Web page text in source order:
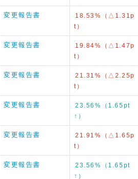
変更報告書
18.53%（△1.31p
t）
変更報告書
19.84%（△1.47p
t）
変更報告書
21.31%（△2.25p
t）
変更報告書
23.56%（1.65pt
↑）
変更報告書
21.91%（△1.65p
t）
変更報告書
23.56%（1.65pt
↑）